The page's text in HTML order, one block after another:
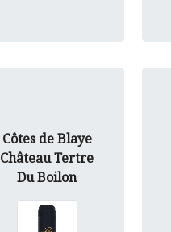
Côtes de Blaye
Château Tertre
Du Boilon